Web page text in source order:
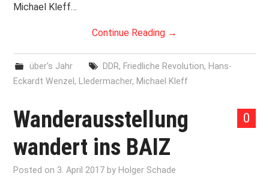
IMPRESSUM
Michael Kleff…
Continue Reading →
über's Jahr DDR, Friedliche Revolution, Hans-
Eckardt Wenzel, LIedermacher, Michael Kleff
0
Wanderausstellung
wandert ins BAIZ
Posted on 3. April 2017 by Holger Schade